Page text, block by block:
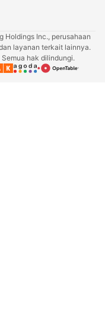
Holdings Inc., perusahaan
layanan terkait lainnya.
hak dilindungi.